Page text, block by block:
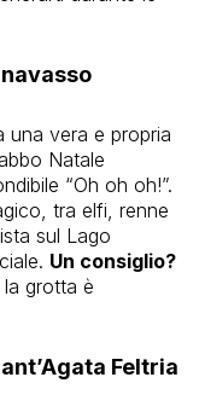
una vera e propria
Natale
“Oh oh oh!”.
tra elfi, renne
sul Lago
Un consiglio?
grotta è
Feltria